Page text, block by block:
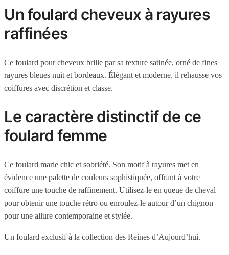
Un foulard cheveux à rayures
raffinées
Ce foulard pour cheveux brille par sa texture satinée, orné de fines
rayures bleues nuit et bordeaux. Élégant et moderne, il rehausse vos
coiffures avec discrétion et classe.
Le caractère distinctif de ce
foulard femme
Ce foulard marie chic et sobriété. Son motif à rayures met en
évidence une palette de couleurs sophistiquée, offrant à votre
coiffure une touche de raffinement. Utilisez-le en queue de cheval
pour obtenir une touche rétro ou enroulez-le autour d’un chignon
pour une allure contemporaine et stylée.
Un foulard exclusif à la collection des Reines d’Aujourd’hui.